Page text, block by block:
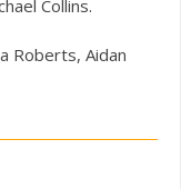
Collins.
Roberts, Aidan